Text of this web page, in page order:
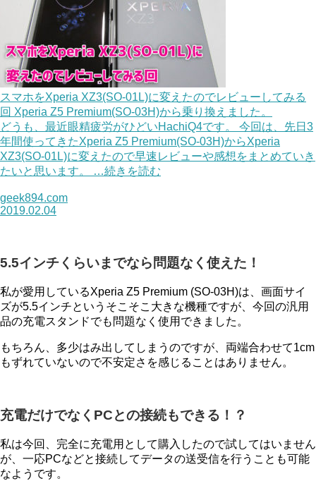
スマホをXperia XZ3(SO-01L)に変えたのでレビューしてみる
回 Xperia Z5 Premium(SO-03H)から乗り換えました。
どうも、最近眼精疲労がひどいHachiQ4です。 今回は、先日3
年間使ってきたXperia Z5 Premium(SO-03H)からXperia
XZ3(SO-01L)に変えたので早速レビューや感想をまとめていき
たいと思います。 …続きを読む
geek894.com
2019.02.04
5.5インチくらいまでなら問題なく使えた！
私が愛用しているXperia Z5 Premium (SO-03H)は、画面サイ
ズが5.5インチというそこそこ大きな機種ですが、今回の汎用
品の充電スタンドでも問題なく使用できました。
もちろん、多少はみ出してしまうのですが、両端合わせて1cm
もずれていないので不安定さを感じることはありません。
充電だけでなくPCとの接続もできる！？
私は今回、完全に充電用として購入したので試してはいません
が、一応PCなどと接続してデータの送受信を行うことも可能
なようです。